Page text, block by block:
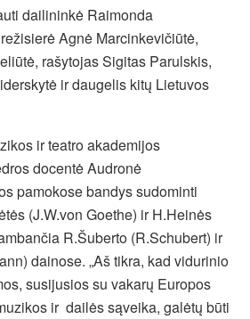
dailininkė Raimonda
Agnė Marcinkevičiūtė,
rašytojas Sigitas Parulskis,
ir daugelis kitų Lietuvos
ir teatro akademijos
docentė Audronė
pamokose bandys sudominti
(J.W.von Goethe) ir H.Heinės
R.Šuberto (R.Schubert) ir
dainose. „Aš tikra, kad vidurinio
susijusios su vakarų Europos
ir dailės sąveika, galėtų būti